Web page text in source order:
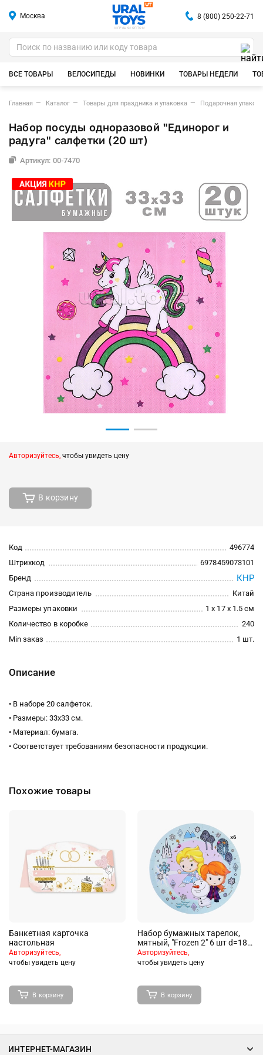
Москва
ИГРУШКИ ОПТОМ
8 (800) 250-22-71
ВСЕ ТОВАРЫ ВЕЛОСИПЕДЫ НОВИНКИ ТОВАРЫ НЕДЕЛИ
Главная Каталог Товары для праздника и упаковка Подарочная
Набор посуды одноразовой "Единорог и
радуга" салфетки (20 шт)
Артикул: 00-7470
Авторизуйтесь, чтобы увидеть цену
В корзину
Код
496774
Штрихкод
6978459073101
Бренд
КНР
Страна производитель
Китай
Размеры упаковки
1 x 17 x 1.5 см
Количество в коробке
240
Min заказ
1 шт.
Описание
• В наборе 20 салфеток.
• Размеры: 33х33 см.
• Материал: бумага.
• Соответствует требованиям безопасности продукции.
Похожие товары
Банкетная карточка
настольная
Авторизуйтесь,
чтобы увидеть цену
В корзину
Набор бумажных тарелок,
мятный, "Frozen 2" 6 шт d=180
мм (чиби)
Авторизуйтесь,
чтобы увидеть цену
В корзину
ИНТЕРНЕТ-МАГАЗИН